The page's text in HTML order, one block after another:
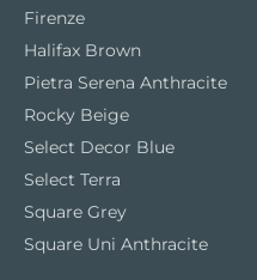
Firenze
Halifax Brown
Pietra Serena Anthracite
Rocky Beige
Select Decor Blue
Select Terra
Square Grey
Square Uni Anthracite